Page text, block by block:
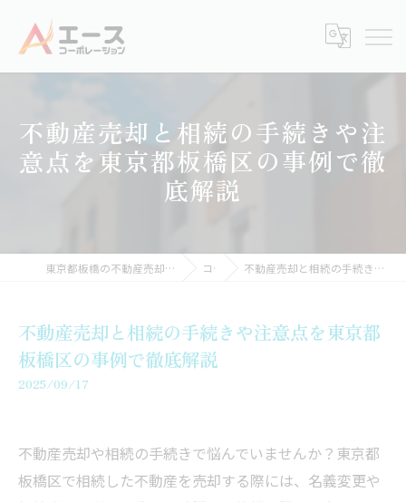
不動産売却と相続の手続きや注
意点を東京都板橋区の事例で徹
底解説
東京都板橋の不動産売却なら株式会社エースコーポレーション コラム 不動産売却と相続の手続きや注意点を東京都板橋区の事例で徹底解説
不動産売却と相続の手続きや注意点を東京都
板橋区の事例で徹底解説
2025/09/17
不動産売却や相続の手続きで悩んでいませんか？東京都
板橋区で相続した不動産を売却する際には、名義変更や